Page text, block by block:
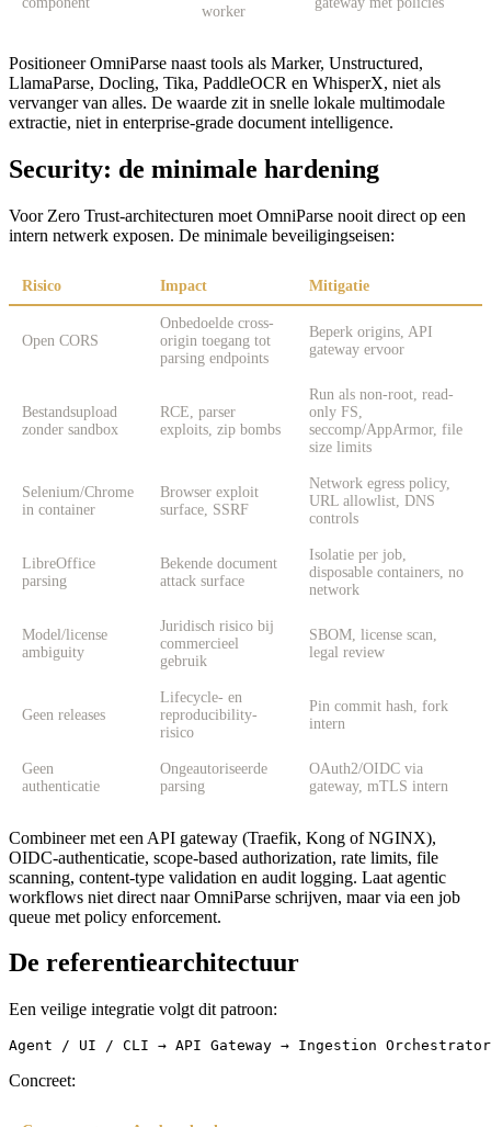
worker
Positioneer OmniParse naast tools als Marker, Unstructured,
LlamaParse, Docling, Tika, PaddleOCR en WhisperX, niet als
vervanger van alles. De waarde zit in snelle lokale multimodale
extractie, niet in enterprise-grade document intelligence.
Security: de minimale hardening
Voor Zero Trust-architecturen moet OmniParse nooit direct op een
intern netwerk exposen. De minimale beveiligingseisen:
Risico Impact Mitigatie
Open CORS
Onbedoelde cross-
origin toegang tot
parsing endpoints
Beperk origins, API
gateway ervoor
Bestandsupload
zonder sandbox
RCE, parser
exploits, zip bombs
Run als non-root, read-
only FS,
seccomp/AppArmor, file
size limits
Selenium/Chrome
in container
Browser exploit
surface, SSRF
Network egress policy,
URL allowlist, DNS
controls
LibreOffice
parsing
Bekende document
attack surface
Isolatie per job,
disposable containers, no
network
Model/license
ambiguity
Juridisch risico bij
commercieel
gebruik
SBOM, license scan,
legal review
Geen releases
Lifecycle- en
reproducibility-
risico
Pin commit hash, fork
intern
Geen
authenticatie
Ongeautoriseerde
parsing
OAuth2/OIDC via
gateway, mTLS intern
Combineer met een API gateway (Traefik, Kong of NGINX),
OIDC-authenticatie, scope-based authorization, rate limits, file
scanning, content-type validation en audit logging. Laat agentic
workflows niet direct naar OmniParse schrijven, maar via een job
queue met policy enforcement.
De referentiearchitectuur
Een veilige integratie volgt dit patroon:
Concreet: